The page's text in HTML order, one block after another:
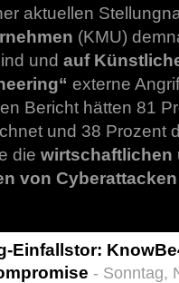
aktuellen
(KMU)
und auf
externe
Bericht hätten 81
und 38 Prozent
die wirtschaftlichen
von Cyberattacken
Einfallstor:
- Sonntag,